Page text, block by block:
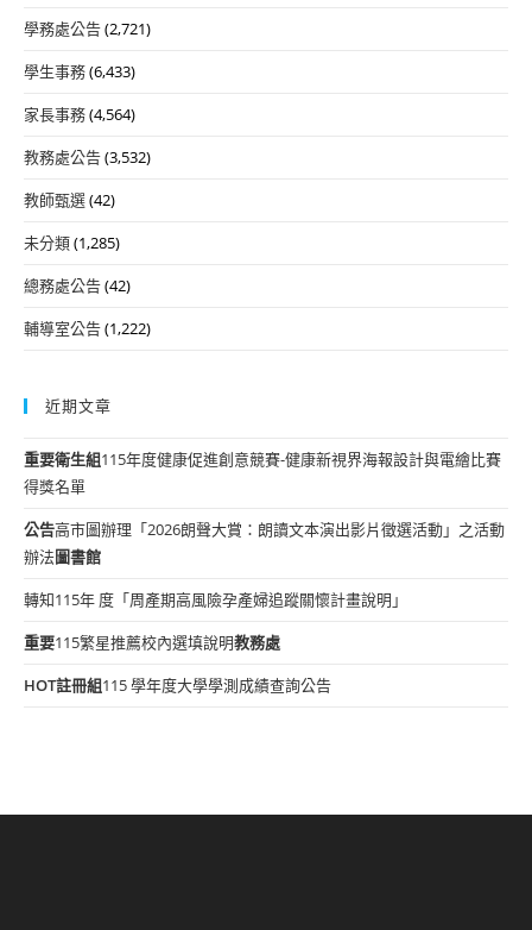
學務處公告(2,721)
學生事務(6,433)
家長事務(4,564)
教務處公告(3,532)
教師甄選(42)
未分類(1,285)
總務處公告(42)
輔導室公告(1,222)
近期文章
重要衛生組115年度健康促進創意競賽-健康新視界海報設計與電繪比賽
得獎名單
公告高市圖辦理「2026朗聲大賞：朗讀文本演出影片徵選活動」之活動
辦法圖書館
轉知115年 度「周產期高風險孕產婦追蹤關懷計畫說明」
重要115繁星推薦校內選填說明教務處
HOT註冊組115 學年度大學學測成績查詢公告